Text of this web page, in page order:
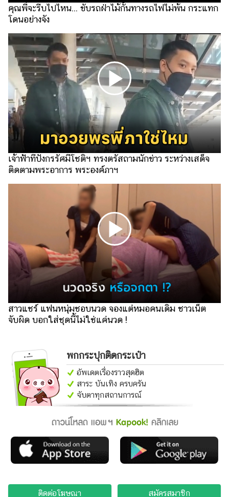
ไร
ตี้
แต่งงาน
แม่
และ
เด็ก
สัตว์
เลี้ยง
Infographic
บริการ
แอปฯ
เรียน
เลข
ออนไลน์
โฆษณา
แจ้ง
ร่วม
งาน
กับ
เรา
คุณพี่จะรีบไปไหน... ขับรถฝ่าไม้กั้นทางรถไฟไม่พ้น กระแทก
โดนอย่างจัง
เจ้าฟ้าทีปังกรรัศมีโชติฯ ทรงตรัสถามนักข่าว ระหว่างเสด็จ
ติดตามพระอาการ พระองค์ภาฯ
สาวแชร์ แฟนหนุ่มชอบนวด จองแต่หมอคนเดิม ชาวเน็ต
จับผิด บอกใส่ชุดนี้ไม่ใช่แค่นวด !
พกกระปุกติดกระเป๋า
อัพเดตเรื่องราวสุดฮิต
สาระ บันเทิง ครบครัน
จับตาทุกสถานการณ์
ติดต่อโฆษณา สมัครสมาชิก